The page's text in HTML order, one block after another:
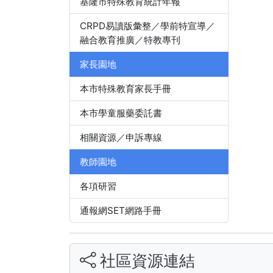
CRPD易讀版彙整／學前特宣導／
融合教育推廣／特教專刊
家長園地
本市特殊教育家長手冊
本市學童服藥委託書
相關資源／申訴專線
教師園地
各項研習
通報網SET網路手冊
社區資源連結